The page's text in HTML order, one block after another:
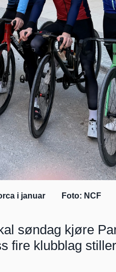
i januar        Foto: NCF
søndag kjøre
fire klubblag